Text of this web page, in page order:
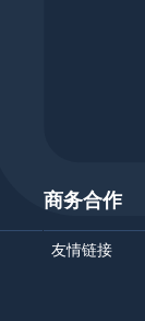
商务合作
友情链接